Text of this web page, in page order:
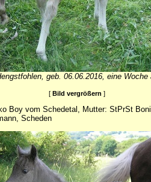
geb. 06.06.2016, eine Woche
[ Bild vergrößern ]
Boy vom Schedetal, Mutter: StPrSt
Scheden